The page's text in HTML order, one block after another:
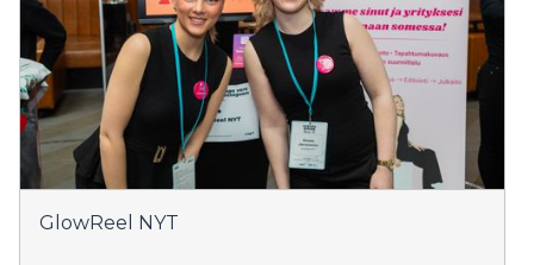
GlowReel NYT